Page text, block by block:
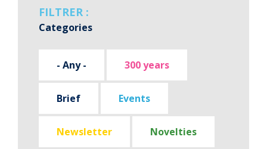
FILTRER :
Categories
- Any - 300 years
Brief Events
Newsletter Novelties